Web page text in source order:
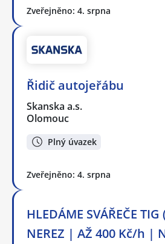
Zveřejněno: 4. srpna
Řidič autojeřábu
Skanska a.s.
Olomouc
Plný úvazek
Zveřejněno: 4. srpna
HLEDÁME SVÁŘEČE TIG
NEREZ | AŽ 400 Kč/h |